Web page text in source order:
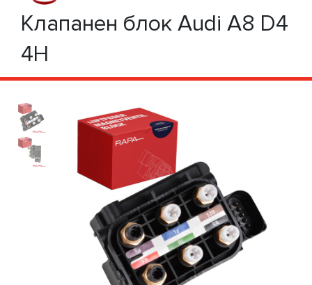
Клапанен блок Audi A8 D4
4H